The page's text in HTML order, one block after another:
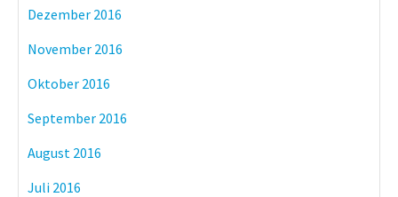
Dezember 2016
November 2016
Oktober 2016
September 2016
August 2016
Juli 2016